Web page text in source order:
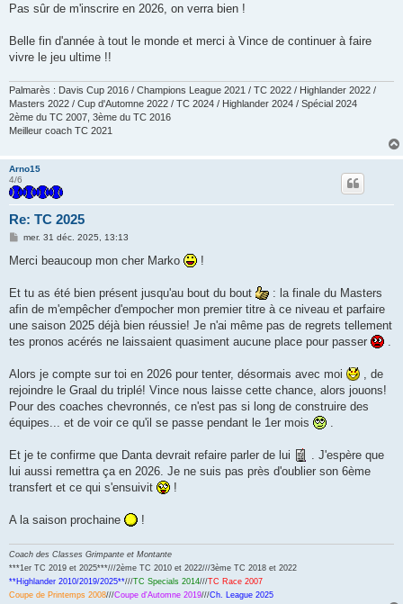
Pas sûr de m'inscrire en 2026, on verra bien !
Belle fin d'année à tout le monde et merci à Vince de continuer à faire
vivre le jeu ultime !!
Palmarès : Davis Cup 2016 / Champions League 2021 / TC 2022 / Highlander 2022 /
Masters 2022 / Cup d'Automne 2022 / TC 2024 / Highlander 2024 / Spécial 2024
2ème du TC 2007, 3ème du TC 2016
Meilleur coach TC 2021
Arno15
4/6
Re: TC 2025
M
s
g
mer. 31 déc. 2025, 13:13
Merci beaucoup mon cher Marko !
Et tu as été bien présent jusqu'au bout du bout
: la finale du Masters
afin de m'empêcher d'empocher mon premier titre à ce niveau et parfaire
une saison 2025 déjà bien réussie! Je n'ai même pas de regrets tellement
tes pronos acérés ne laissaient quasiment aucune place pour passer
Alors je compte sur toi en 2026 pour tenter, désormais avec moi
, de
rejoindre le Graal du triplé! Vince nous laisse cette chance, alors jouons!
Pour des coaches chevronnés, ce n'est pas si long de construire des
équipes... et de voir ce qu'il se passe pendant le 1er mois
Et je te confirme que Danta devrait refaire parler de lui
. J'espère que
lui aussi remettra ça en 2026. Je ne suis pas près d'oublier son 6ème
transfert et ce qui s'ensuivit
!
A la saison prochaine !
Coach des Classes Grimpante et Montante
***1er TC 2019 et 2025***///2ème TC 2010 et 2022///3ème TC 2018 et 2022
**Highlander 2010/2019/2025**///TC Specials 2014///TC Race 2007
Coupe de Printemps 2008///Coupe d'Automne 2019///Ch. League 2025